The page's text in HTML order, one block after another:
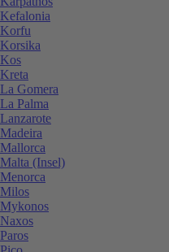
Kefalonia
Korfu
Korsika
Kos
Kreta
La Gomera
La Palma
Lanzarote
Madeira
Mallorca
Malta (Insel)
Menorca
Milos
Mykonos
Naxos
Paros